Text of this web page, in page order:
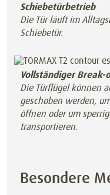
Schiebetürbetrieb
Die Tür läuft im
Schiebetür.
Vollständiger Break-
Die Türflügel können
geschoben werden,
öffnen oder um
transportieren.
Besondere